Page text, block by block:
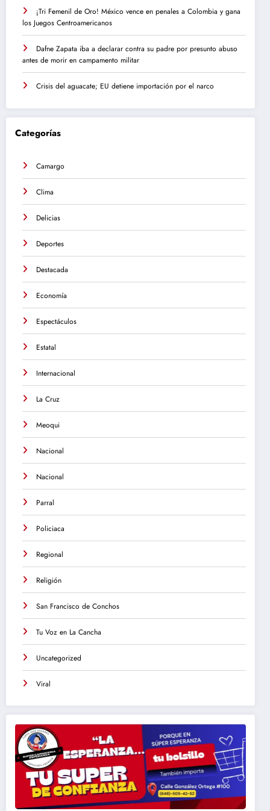
¡Tri Femenil de Oro! México vence en penales a Colombia y gana
los Juegos Centroamericanos
Dafne Zapata iba a declarar contra su padre por presunto abuso
antes de morir en campamento militar
Crisis del aguacate; EU detiene importación por el narco
Categorías
Camargo
Clima
Delicias
Deportes
Destacada
Economía
Espectáculos
Estatal
Internacional
La Cruz
Meoqui
Nacional
Nacional
Parral
Policiaca
Regional
Religión
San Francisco de Conchos
Tu Voz en La Cancha
Uncategorized
Viral